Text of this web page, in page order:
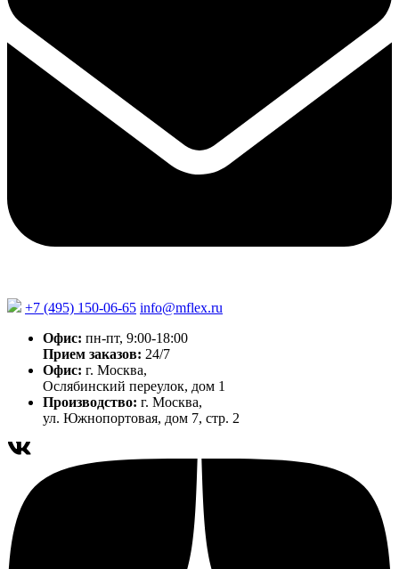
+7 (495) 150-06-65 info@mflex.ru
Офис: пн-пт, 9:00-18:00
Прием заказов: 24/7
Офис: г. Москва,
Ослябинский переулок, дом 1
Производство: г. Москва,
ул. Южнопортовая, дом 7, стр. 2